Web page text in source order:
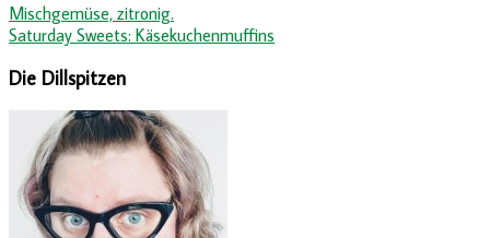
Mischgemüse, zitronig.
Saturday Sweets: Käsekuchenmuffins
Die Dillspitzen